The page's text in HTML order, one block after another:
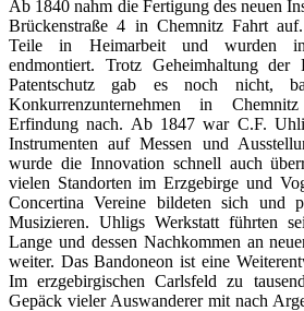
Ab 1840 nahm die Fertigung des neuen
Brückenstraße 4 in Chemnitz Fahrt
Teile in Heimarbeit und wurden
endmontiert. Trotz Geheimhaltung der
Patentschutz gab es noch nicht,
Konkurrenzunternehmen in
Erfindung nach. Ab 1847 war C.F.
Instrumenten auf Messen und
wurde die Innovation schnell auch
vielen Standorten im Erzgebirge und
Concertina Vereine bildeten sich und
Musizieren. Uhligs Werkstatt führten
Lange und dessen Nachkommen an
weiter. Das Bandoneon ist eine
Im erzgebirgischen Carlsfeld zu
Gepäck vieler Auswanderer mit nach